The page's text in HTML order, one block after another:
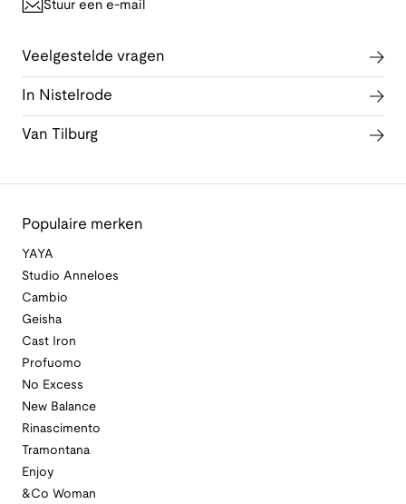
Stuur een e-mail
Veelgestelde vragen
In Nistelrode
Van Tilburg
Populaire merken
YAYA
Studio Anneloes
Cambio
Geisha
Cast Iron
Profuomo
No Excess
New Balance
Rinascimento
Tramontana
Enjoy
&Co Woman